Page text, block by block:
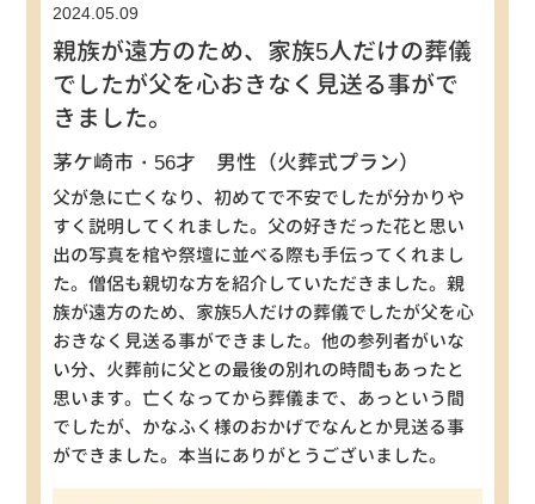
2024.05.09
親族が遠方のため、家族5人だけの葬儀
でしたが父を心おきなく見送る事がで
きました。
茅ケ崎市・56才 男性（火葬式プラン）
父が急に亡くなり、初めてで不安でしたが分かりや
すく説明してくれました。父の好きだった花と思い
出の写真を棺や祭壇に並べる際も手伝ってくれまし
た。僧侶も親切な方を紹介していただきました。親
族が遠方のため、家族5人だけの葬儀でしたが父を心
おきなく見送る事ができました。他の参列者がいな
い分、火葬前に父との最後の別れの時間もあったと
思います。亡くなってから葬儀まで、あっという間
でしたが、かなふく様のおかげでなんとか見送る事
ができました。本当にありがとうございました。